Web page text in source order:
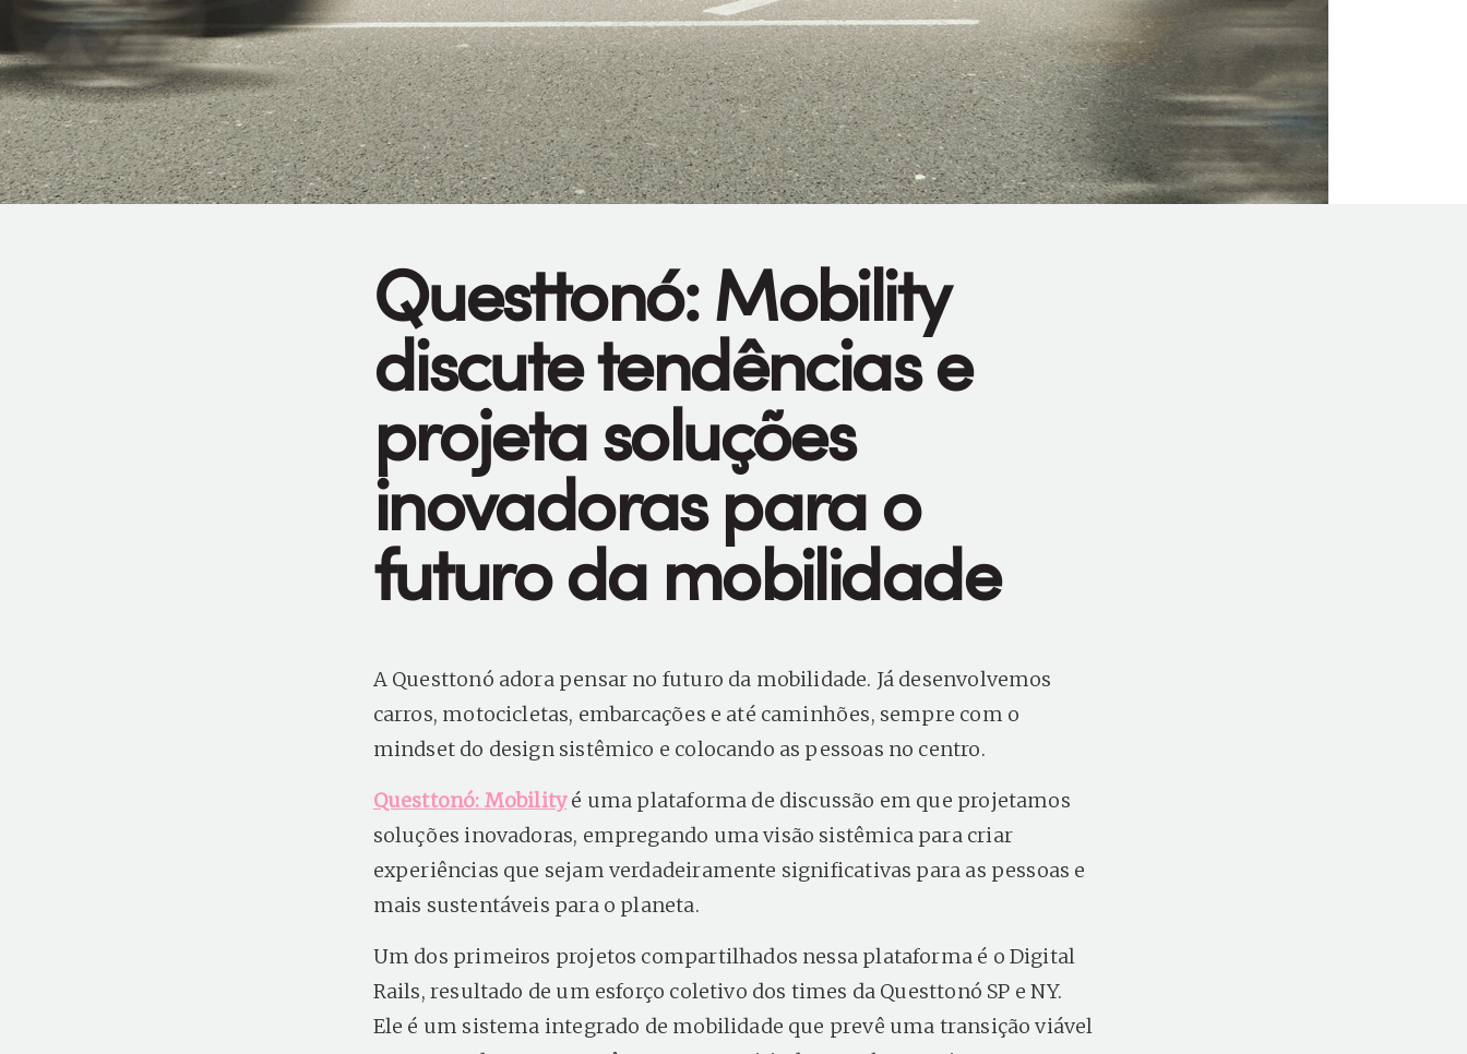
Questtonó: Mobility
discute tendências e
projeta soluções
inovadoras para o
futuro da mobilidade
A Questtonó adora pensar no futuro da mobilidade. Já desenvolvemos
carros, motocicletas, embarcações e até caminhões, sempre com o
mindset do design sistêmico e colocando as pessoas no centro.
Questtonó: Mobilityé uma plataforma de discussão em que projetamos
soluções inovadoras, empregando uma visão sistêmica para criar
experiências que sejam verdadeiramente significativas para as pessoas e
mais sustentáveis para o planeta.
Um dos primeiros projetos compartilhados nessa plataforma é o Digital
Rails, resultado de um esforço coletivo dos times da Questtonó SP e NY.
Ele é um sistema integrado de mobilidade que prevê uma transição viável